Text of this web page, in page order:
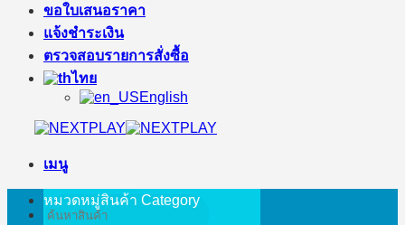
ขอใบเสนอราคา
แจ้งชำระเงิน
ตรวจสอบรายการสั่งซื้อ
ไทย
English
เมนู
ค้นหา:
หมวดหมู่สินค้า Category